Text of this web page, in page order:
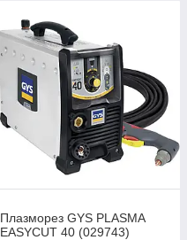
Плазморез GYS PLASMA
EASYCUT 40 (029743)